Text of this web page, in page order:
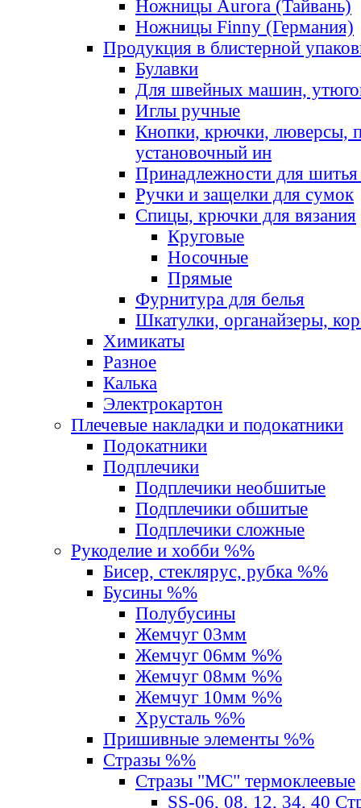
Ножницы Aurora (Тайвань)
Ножницы Finny (Германия)
Продукция в блистерной
Булавки
Для швейных машин,
Иглы ручные
Кнопки, крючки, люверсы,
установочный ин
Принадлежности для шитья
Ручки и защелки для сумок
Спицы, крючки для вязания
Круговые
Носочные
Прямые
Фурнитура для белья
Шкатулки, органайзеры,
Химикаты
Разное
Калька
Электрокартон
Плечевые накладки и подокатники
Подокатники
Подплечики
Подплечики необшитые
Подплечики обшитые
Подплечики сложные
Рукоделие и хобби %%
Бисер, стеклярус, рубка %%
Бусины %%
Полубусины
Жемчуг 03мм
Жемчуг 06мм %%
Жемчуг 08мм %%
Жемчуг 10мм %%
Хрусталь %%
Пришивные элементы %%
Стразы %%
Стразы "MС" термоклеевые
SS-06, 08, 12, 34, 40